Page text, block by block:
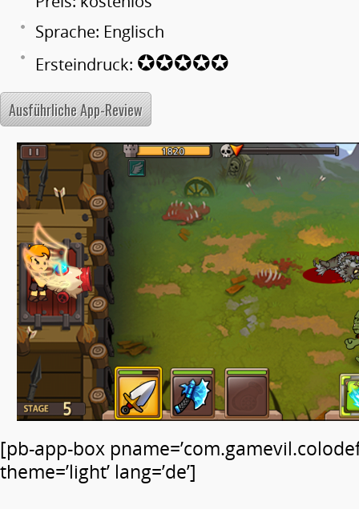
Sprache: Englisch
Ersteindruck: ✪✪✪✪✪
Ausführliche App-Review
[pb-app-box
theme=’light’ lang=’de’]